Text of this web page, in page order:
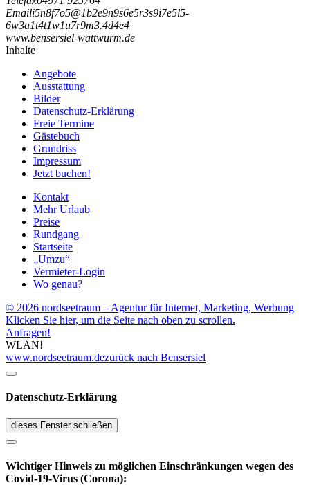
Emaili5n8f7o5@1b2e9n9s6e5r3s9i7e5l5-
6w3a1t4t1w1u7r9m3.4d4e4
www.bensersiel-wattwurm.de
Inhalte
Angebote
Ausstattung
Bilder
Datenschutz-Erklärung
Freie Termine
Gästebuch
Grundriss
Impressum
Jetzt buchen!
Kontakt
Mehr Urlaub
Preise
Rundgang
Startseite
„Umzu“
Vermieter-Login
Wo genau?
© 2026 nordseetraum – Agentur für Internet, Marketing, Werbung
Klicken Sie hier, um die Seite nach oben zu scrollen.
Anfragen!
WLAN!
www.nordseetraum.dezurück nach Bensersiel
Datenschutz-Erklärung
dieses Fenster schließen
Wichtiger Hinweis zu möglichen Ein­schränk­ungen wegen des
Covid-19-Virus (Corona):